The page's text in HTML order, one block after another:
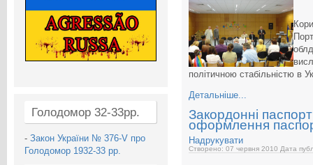
Голодомор 32-33рр.
- Закон України № 376-V про
Голодомор 1932-33 рр.
політичною стабільністю в
Детальніше...
Закордонні
оформлення
Надрукувати
Створено: 07 червня 2010 Дата